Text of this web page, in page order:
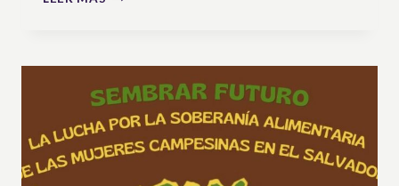
UN
DESPOJO
EN
PROGRESO